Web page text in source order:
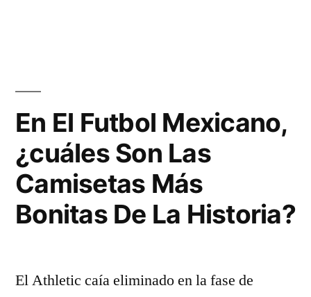
En El Futbol Mexicano,
¿cuáles Son Las
Camisetas Más
Bonitas De La Historia?
El Athletic caía eliminado en la fase de